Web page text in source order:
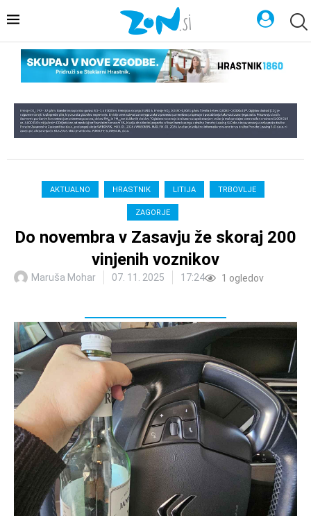
AKTUALNO HRASTNIK LITIJA TRBOVLJE
ZAGORJE
Do novembra v Zasavju že skoraj 200
vinjenih voznikov
Maruša Mohar 07. 11. 2025 17:24 1 ogledov